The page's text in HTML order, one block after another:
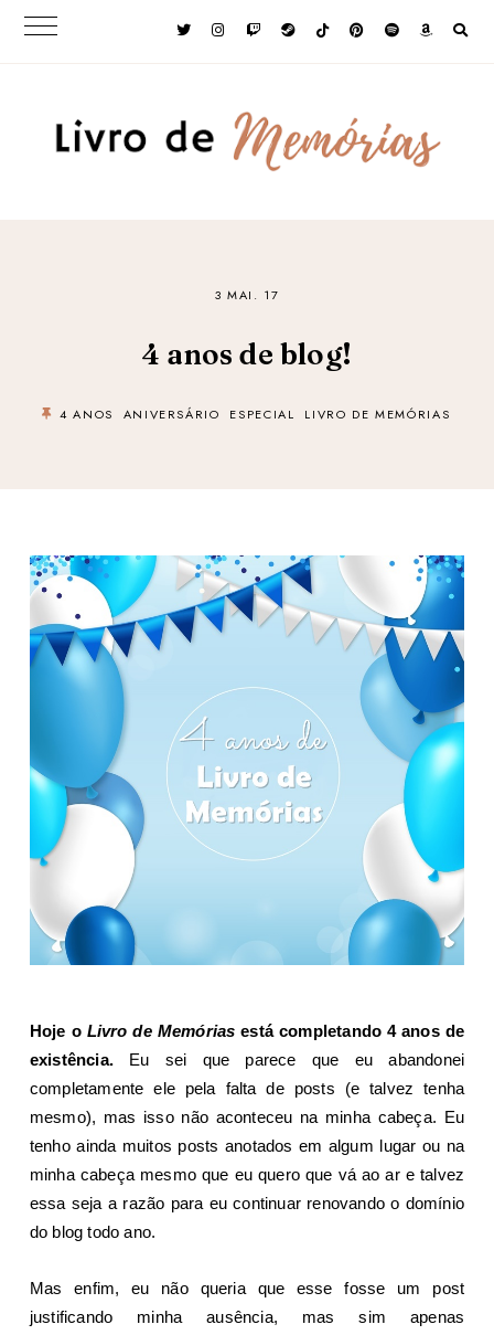
3 MAI. 17
4 anos de blog!
4 ANOS ANIVERSÁRIO ESPECIAL LIVRO DE MEMÓRIAS
Hoje o Livro de Memórias está completando 4 anos de
existência. Eu sei que parece que eu abandonei
completamente ele pela falta de posts (e talvez tenha
mesmo), mas isso não aconteceu na minha cabeça. Eu
tenho ainda muitos posts anotados em algum lugar ou na
minha cabeça mesmo que eu quero que vá ao ar e talvez
essa seja a razão para eu continuar renovando o domínio
do blog todo ano.
Mas enfim, eu não queria que esse fosse um post
justificando minha ausência, mas sim apenas